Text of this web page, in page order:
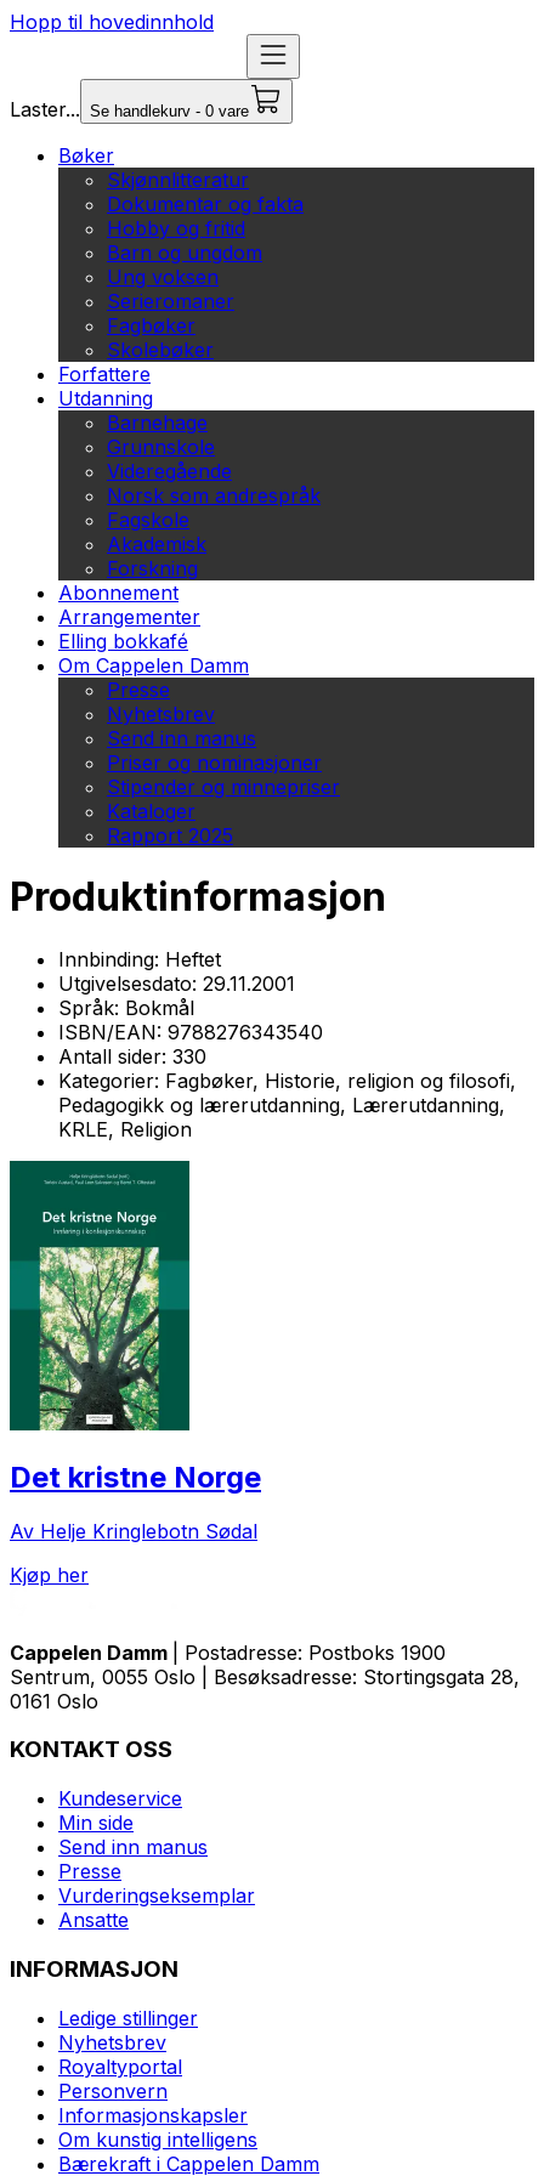
Hopp til hovedinnhold
Laster... Se handlekurv - 0 vare
Bøker
Skjønnlitteratur
Dokumentar og fakta
Hobby og fritid
Barn og ungdom
Ung voksen
Serieromaner
Fagbøker
Skolebøker
Forfattere
Utdanning
Barnehage
Grunnskole
Videregående
Norsk som andrespråk
Fagskole
Akademisk
Forskning
Abonnement
Arrangementer
Elling bokkafé
Om Cappelen Damm
Presse
Nyhetsbrev
Send inn manus
Priser og nominasjoner
Stipender og minnepriser
Kataloger
Rapport 2025
Produktinformasjon
Innbinding: Heftet
Utgivelsesdato: 29.11.2001
Språk: Bokmål
ISBN/EAN: 9788276343540
Antall sider: 330
Kategorier: Fagbøker, Historie, religion og filosofi,
Pedagogikk og lærerutdanning, Lærerutdanning,
KRLE, Religion
Det kristne Norge
Av Helje Kringlebotn Sødal
Kjøp her
Cappelen Damm
| Postadresse: Postboks 1900
Sentrum, 0055 Oslo | Besøksadresse: Stortingsgata 28,
0161 Oslo
KONTAKT OSS
Kundeservice
Min side
Send inn manus
Presse
Vurderingseksemplar
Ansatte
INFORMASJON
Ledige stillinger
Nyhetsbrev
Royaltyportal
Personvern
Informasjonskapsler
Om kunstig intelligens
Bærekraft i Cappelen Damm